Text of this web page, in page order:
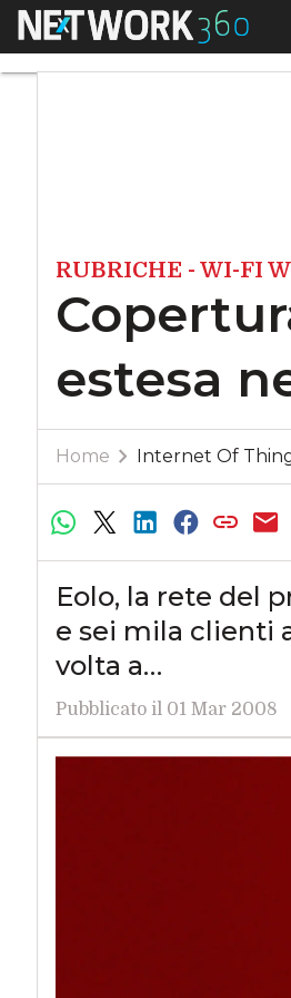
Menu
RUBRICHE - WI-FI
estesa
Home Internet Of
Eolo, la rete del
e sei mila clienti
volta a…
Pubblicato il 01 Mar 2008